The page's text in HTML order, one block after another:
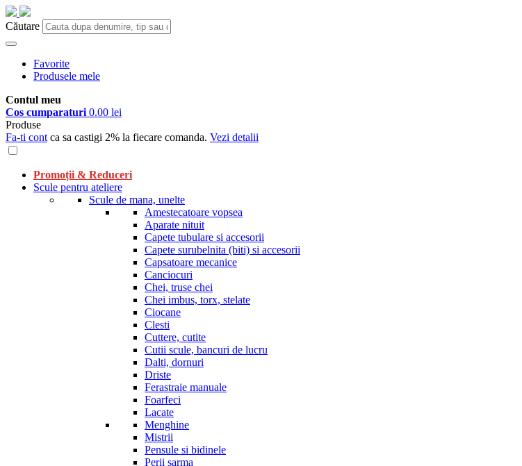
Căutare
Favorite
Produsele mele
Contul meu
Cos cumparaturi 0.00 lei
Produse
Fa-ti cont ca sa castigi 2% la fiecare comanda. Vezi detalii
Promoții & Reduceri
Scule pentru ateliere
Scule de mana, unelte
Amestecatoare vopsea
Aparate nituit
Capete tubulare si accesorii
Capete surubelnita (biti) si accesorii
Capsatoare mecanice
Canciocuri
Chei, truse chei
Chei imbus, torx, stelate
Ciocane
Clesti
Cuttere, cutite
Cutii scule, bancuri de lucru
Dalti, dornuri
Driste
Ferastraie manuale
Foarfeci
Lacate
Menghine
Mistrii
Pensule si bidinele
Perii sarma